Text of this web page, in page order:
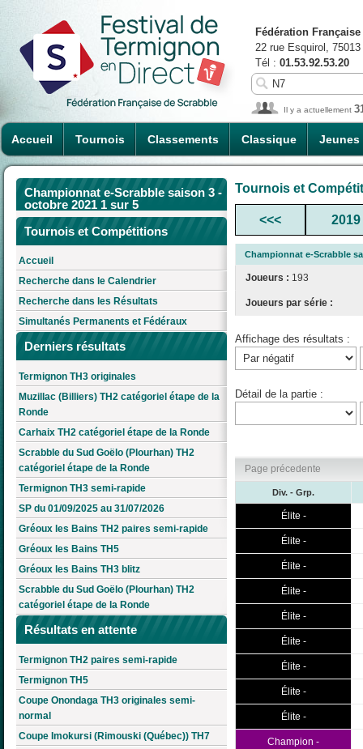
Accueil Tournois Classements Classique Jeunes
Fédération
22 rue Esquirol,
Tél : 01.53.92.53.20
Il y a actuellement
Championnat e-Scrabble saison 3 -
octobre 2021 1 sur 5
Tournois et Compétitions
Accueil
Recherche dans le Calendrier
Recherche dans les Résultats
Simultanés Permanents et Fédéraux
Derniers résultats
Termignon TH3 originales
Muzillac (Billiers) TH2 catégoriel étape de la
Ronde
Carhaix TH2 catégoriel étape de la Ronde
Scrabble du Sud Goëlo (Plourhan) TH2
catégoriel étape de la Ronde
Termignon TH3 semi-rapide
SP du 01/09/2025 au 31/07/2026
Gréoux les Bains TH2 paires semi-rapide
Gréoux les Bains TH5
Gréoux les Bains TH3 blitz
Scrabble du Sud Goëlo (Plourhan) TH2
catégoriel étape de la Ronde
Résultats en attente
Termignon TH2 paires semi-rapide
Termignon TH5
Coupe Onondaga TH3 originales semi-
normal
Coupe Imokursi (Rimouski (Québec)) TH7
Tournois et
<<< 2019
Championnat e-Scrabble
Joueurs : 193
Joueurs par série :
Affichage des résultats :
Détail de la partie :
Page précedente
Div. - Grp.
Élite -
Élite -
Élite -
Élite -
Élite -
Élite -
Élite -
Élite -
Élite -
Champion -